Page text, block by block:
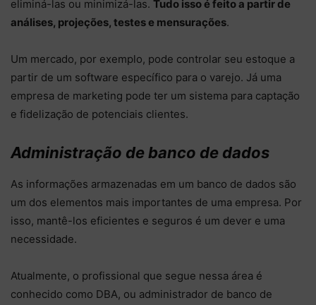
eliminá-las ou minimizá-las. Tudo isso é feito a partir de
análises, projeções, testes e mensurações.
Um mercado, por exemplo, pode controlar seu estoque a
partir de um software específico para o varejo. Já uma
empresa de marketing pode ter um sistema para captação
e fidelização de potenciais clientes.
Administração de banco de dados
As informações armazenadas em um banco de dados são
um dos elementos mais importantes de uma empresa. Por
isso, mantê-los eficientes e seguros é um dever e uma
necessidade.
Atualmente, o profissional que segue nessa área é
conhecido como DBA, ou administrador de banco de